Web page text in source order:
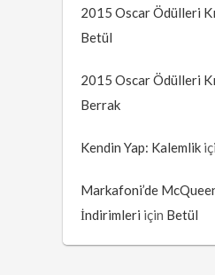
2015 Oscar Ödülleri
Betül
2015 Oscar Ödülleri
Berrak
Kendin Yap: Kalemlik
Markafoni’de
İndirimleri için Betül